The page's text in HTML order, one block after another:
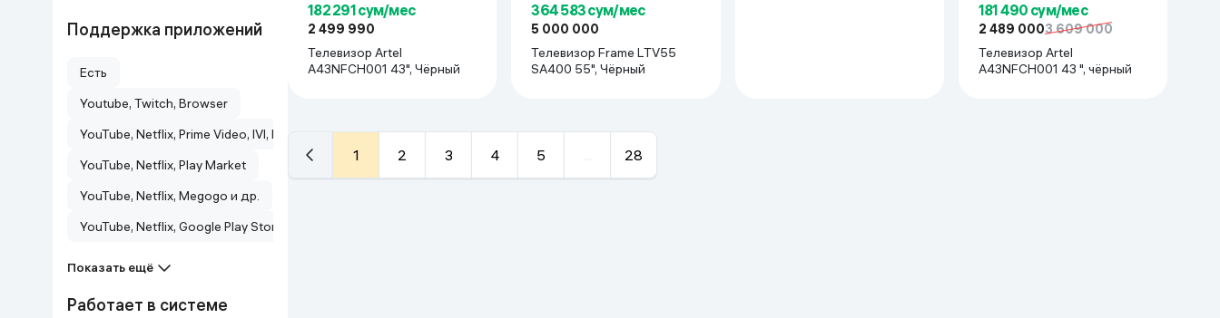
Поддержка приложений
Есть
Youtube, Twitch, Browser
YouTube, Netflix, Prime Video, IVI, Megogo и другие
YouTube, Netflix, Play Market
YouTube, Netflix, Megogo и др.
YouTube, Netflix, Google Play Store, Browser
Показать ещё
Работает в системе
182 291 сум/мес
2 499 990
Телевизор Artel
A43NFCH001 43", Чёрный
364 583 сум/мес
5 000 000
Телевизор Frame LTV55
SA400 55", Чёрный
181 490 сум/мес
2 489 0003 609 000
Телевизор Artel
A43NFCH001 43 ", чёрный
1 2 3 4 5 ... 28